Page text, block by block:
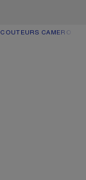
CAMERO
NOIR